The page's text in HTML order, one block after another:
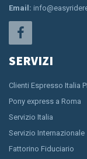
Email:
SERVIZI
Clienti Espresso Italia
Pony express a Roma
Servizio Italia
Servizio Internazionale
Fattorino Fiduciario